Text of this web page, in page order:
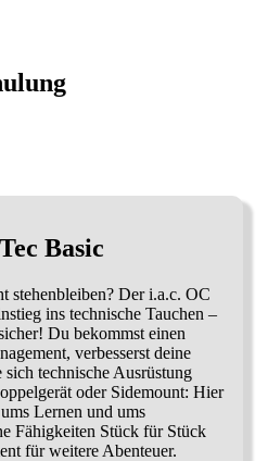
Basic
stehenbleiben? Der i.a.c. OC
ins technische Tauchen –
Du bekommst einen
verbesserst deine
technische Ausrüstung
oder Sidemount: Hier
Lernen und ums
Fähigkeiten Stück für Stück
für weitere Abenteuer.